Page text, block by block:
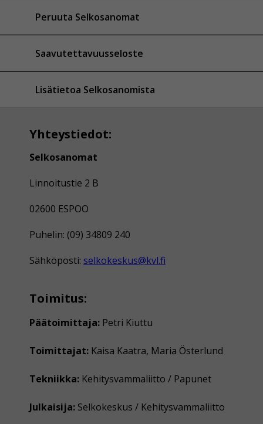
Peruuta Selkosanomat
Saavutettavuusseloste
Lisätietoa Selkosanomista
Yhteystiedot:
Selkosanomat
Linnoitustie 2 B
02600 ESPOO
Puhelin: (09) 34809 240
Sähköposti: selkokeskus@kvl.fi
Toimitus:
Päätoimittaja: Petri Kiuttu
Toimittajat: Kaisa Kaatra, Maria Österlund
Tekniikka: Kehitysvammaliitto / Papunet
Julkaisija: Selkokeskus / Kehitysvammaliitto